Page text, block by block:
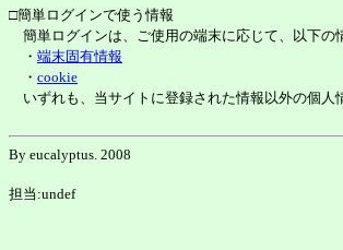
□簡単ログインで使う情報
簡単ログインは、ご使用の端末に応じて、以下の
・ 端末固有情報
・ cookie
いずれも、当サイトに登録された情報以外の個人
By eucalyptus. 2008
担当:undef